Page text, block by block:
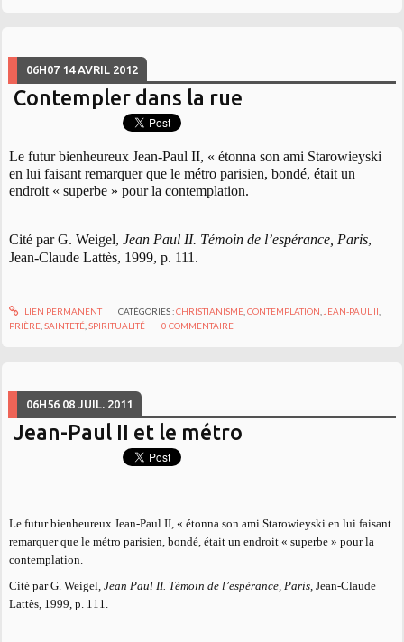
06H07 14 AVRIL 2012
Contempler dans la rue
Le futur bienheureux Jean-Paul II, « étonna son ami Starowieyski
en lui faisant remarquer que le métro parisien, bondé, était un
endroit « superbe » pour la contemplation.
Cité par G. Weigel,Jean Paul II. Témoin de l’espérance, Paris,
Jean-Claude Lattès, 1999, p. 111.
LIEN PERMANENT CATÉGORIES :CHRISTIANISME, CONTEMPLATION JEAN-PAUL II
PRIÈRE ,SAINTETÉ ,SPIRITUALITÉ 0 COMMENTAIRE
06H56 08 JUIL. 2011
Jean-Paul II et le métro
Le futur bienheureux Jean-Paul II, « étonna son ami Starowieyski en lui faisant
remarquer que le métro parisien, bondé, était un endroit « superbe » pour la
contemplation.
Cité par G. Weigel,Jean Paul II. Témoin de l’espérance, Paris , Jean-Claude
Lattès, 1999, p. 111.